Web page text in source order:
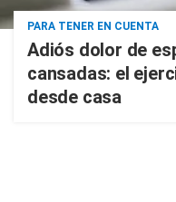
PARA TENER EN CUENTA
Adiós dolor de
cansadas: el
desde casa